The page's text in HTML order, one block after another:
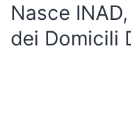
Nasce
dei Domicili